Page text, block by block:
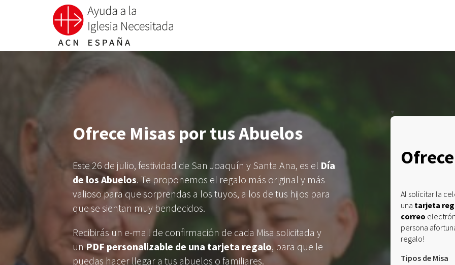
Ofrece Misas por tus Abuelos
Este 26 de julio, festividad de San Joaquín y Santa Ana, es el Día
de los Abuelos. Te proponemos el regalo más original y más
valioso para que sorprendas a los tuyos, a los de tus hijos para
que se sientan muy bendecidos.
Recibirás un e-mail de confirmación de cada Misa solicitada y
unPDF personalizable de una tarjeta regalo, para que le
puedas hacer llegar a tus abuelos o familiares.
Al solicitar la
una tarjeta
correo
persona
regalo!
Tipos de Misa